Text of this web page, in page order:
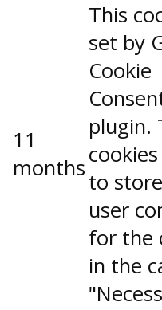
11
months
This
set by
Cookie
plugin.
to
user
for the
in the